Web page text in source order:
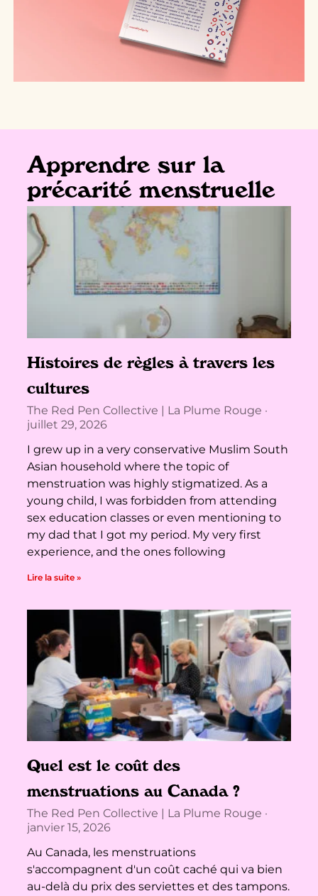
Apprendre sur la
précarité menstruelle
Histoires de règles à travers les
cultures
The Red Pen Collective | La Plume Rouge
juillet 29, 2026
I grew up in a very conservative Muslim South
Asian household where the topic of
menstruation was highly stigmatized. As a
young child, I was forbidden from attending
sex education classes or even mentioning to
my dad that I got my period. My very first
experience, and the ones following
Lire la suite »
Quel est le coût des
menstruations au Canada ?
The Red Pen Collective | La Plume Rouge
janvier 15, 2026
Au Canada, les menstruations
s'accompagnent d'un coût caché qui va bien
au-delà du prix des serviettes et des tampons.